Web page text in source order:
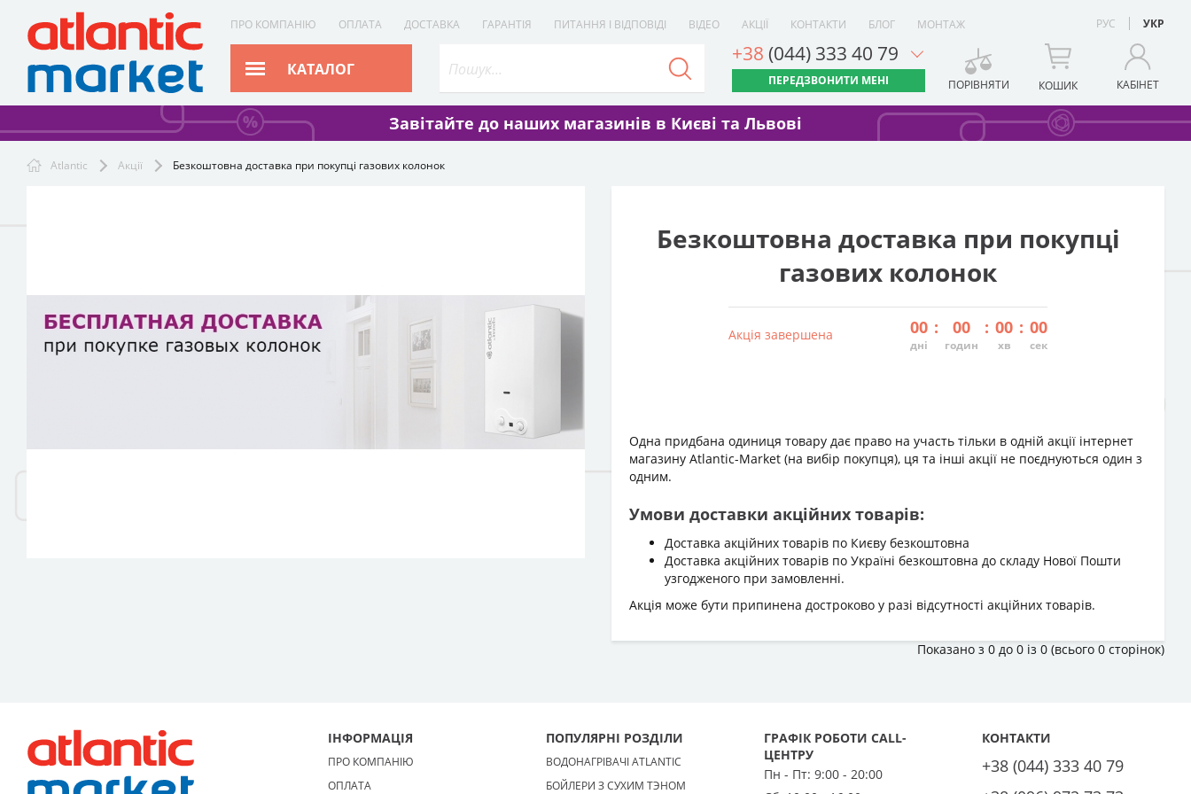
ПРО КОМПАНІЮ ОПЛАТА ДОСТАВКА ГАРАНТІЯ ПИТАННЯ І ВІДПОВІДІ ВІДЕО АКЦІЇ КОНТАКТИ БЛОГ МОНТАЖ РУС УКР
КАТАЛОГ
+38 (044) 333 40 79
ПЕРЕДЗВОНИТИ МЕНІ ПОРІВНЯТИ КОШИК КАБІНЕТ
Завітайте до наших магазинів в Києві та Львові
Atlantic Акції Безкоштовна доставка при покупці газових колонок
Безкоштовна доставка при покупці
газових колонок
Акція завершена 00
дні
: 00
годин
: 00
хв
: 00
сек
Одна придбана одиниця товару дає право на участь тільки в одній акції інтернет
магазину Atlantic-Market (на вибір покупця), ця та інші акції не поєднуються один з
одним.
Умови доставки акційних товарів:
Доставка акційних товарів по Києву безкоштовна
Доставка акційних товарів по Україні безкоштовна до складу Нової Пошти
узгодженого при замовленні.
Акція може бути припинена достроково у разі відсутності акційних товарів.
Показано з 0 до 0 із 0 (всього 0 сторінок)
ІНФОРМАЦІЯ
ПРО КОМПАНІЮ
ОПЛАТА
ПОПУЛЯРНІ РОЗДІЛИ
ВОДОНАГРІВАЧІ ATLANTIC
БОЙЛЕРИ З СУХИМ ТЭНОМ
ГРАФІК РОБОТИ CALL-
ЦЕНТРУ
Пн - Пт: 9:00 - 20:00
КОНТАКТИ
+38 (044) 333 40 79